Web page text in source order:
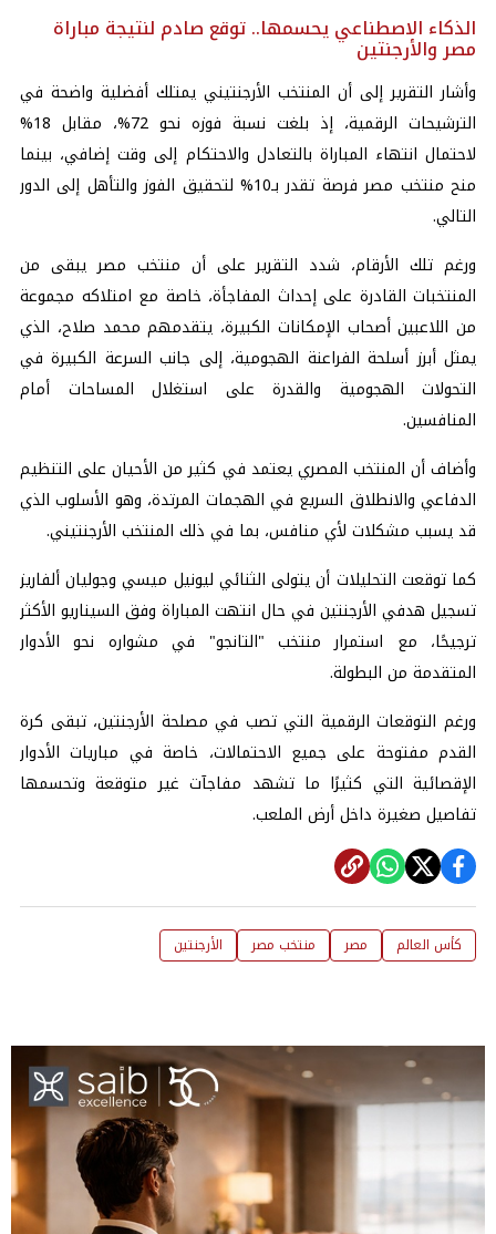
الذكاء الاصطناعي يحسمها.. توقع صادم لنتيجة مباراة
مصر والأرجنتين
وأشار التقرير إلى أن المنتخب الأرجنتيني يمتلك أفضلية واضحة في
الترشيحات الرقمية، إذ بلغت نسبة فوزه نحو 72%، مقابل 18%
لاحتمال انتهاء المباراة بالتعادل والاحتكام إلى وقت إضافي، بينما
منح منتخب مصر فرصة تقدر بـ10% لتحقيق الفوز والتأهل إلى الدور
التالي.
ورغم تلك الأرقام، شدد التقرير على أن منتخب مصر يبقى من
المنتخبات القادرة على إحداث المفاجأة، خاصة مع امتلاكه مجموعة
من اللاعبين أصحاب الإمكانات الكبيرة، يتقدمهم محمد صلاح، الذي
يمثل أبرز أسلحة الفراعنة الهجومية، إلى جانب السرعة الكبيرة في
التحولات الهجومية والقدرة على استغلال المساحات أمام
المنافسين.
وأضاف أن المنتخب المصري يعتمد في كثير من الأحيان على التنظيم
الدفاعي والانطلاق السريع في الهجمات المرتدة، وهو الأسلوب الذي
قد يسبب مشكلات لأي منافس، بما في ذلك المنتخب الأرجنتيني.
كما توقعت التحليلات أن يتولى الثنائي ليونيل ميسي وجوليان ألفاريز
تسجيل هدفي الأرجنتين في حال انتهت المباراة وفق السيناريو الأكثر
ترجيحًا، مع استمرار منتخب "التانجو" في مشواره نحو الأدوار
المتقدمة من البطولة.
ورغم التوقعات الرقمية التي تصب في مصلحة الأرجنتين، تبقى كرة
القدم مفتوحة على جميع الاحتمالات، خاصة في مباريات الأدوار
الإقصائية التي كثيرًا ما تشهد مفاجآت غير متوقعة وتحسمها
تفاصيل صغيرة داخل أرض الملعب.
كأس العالم مصر منتخب مصر الأرجنتين